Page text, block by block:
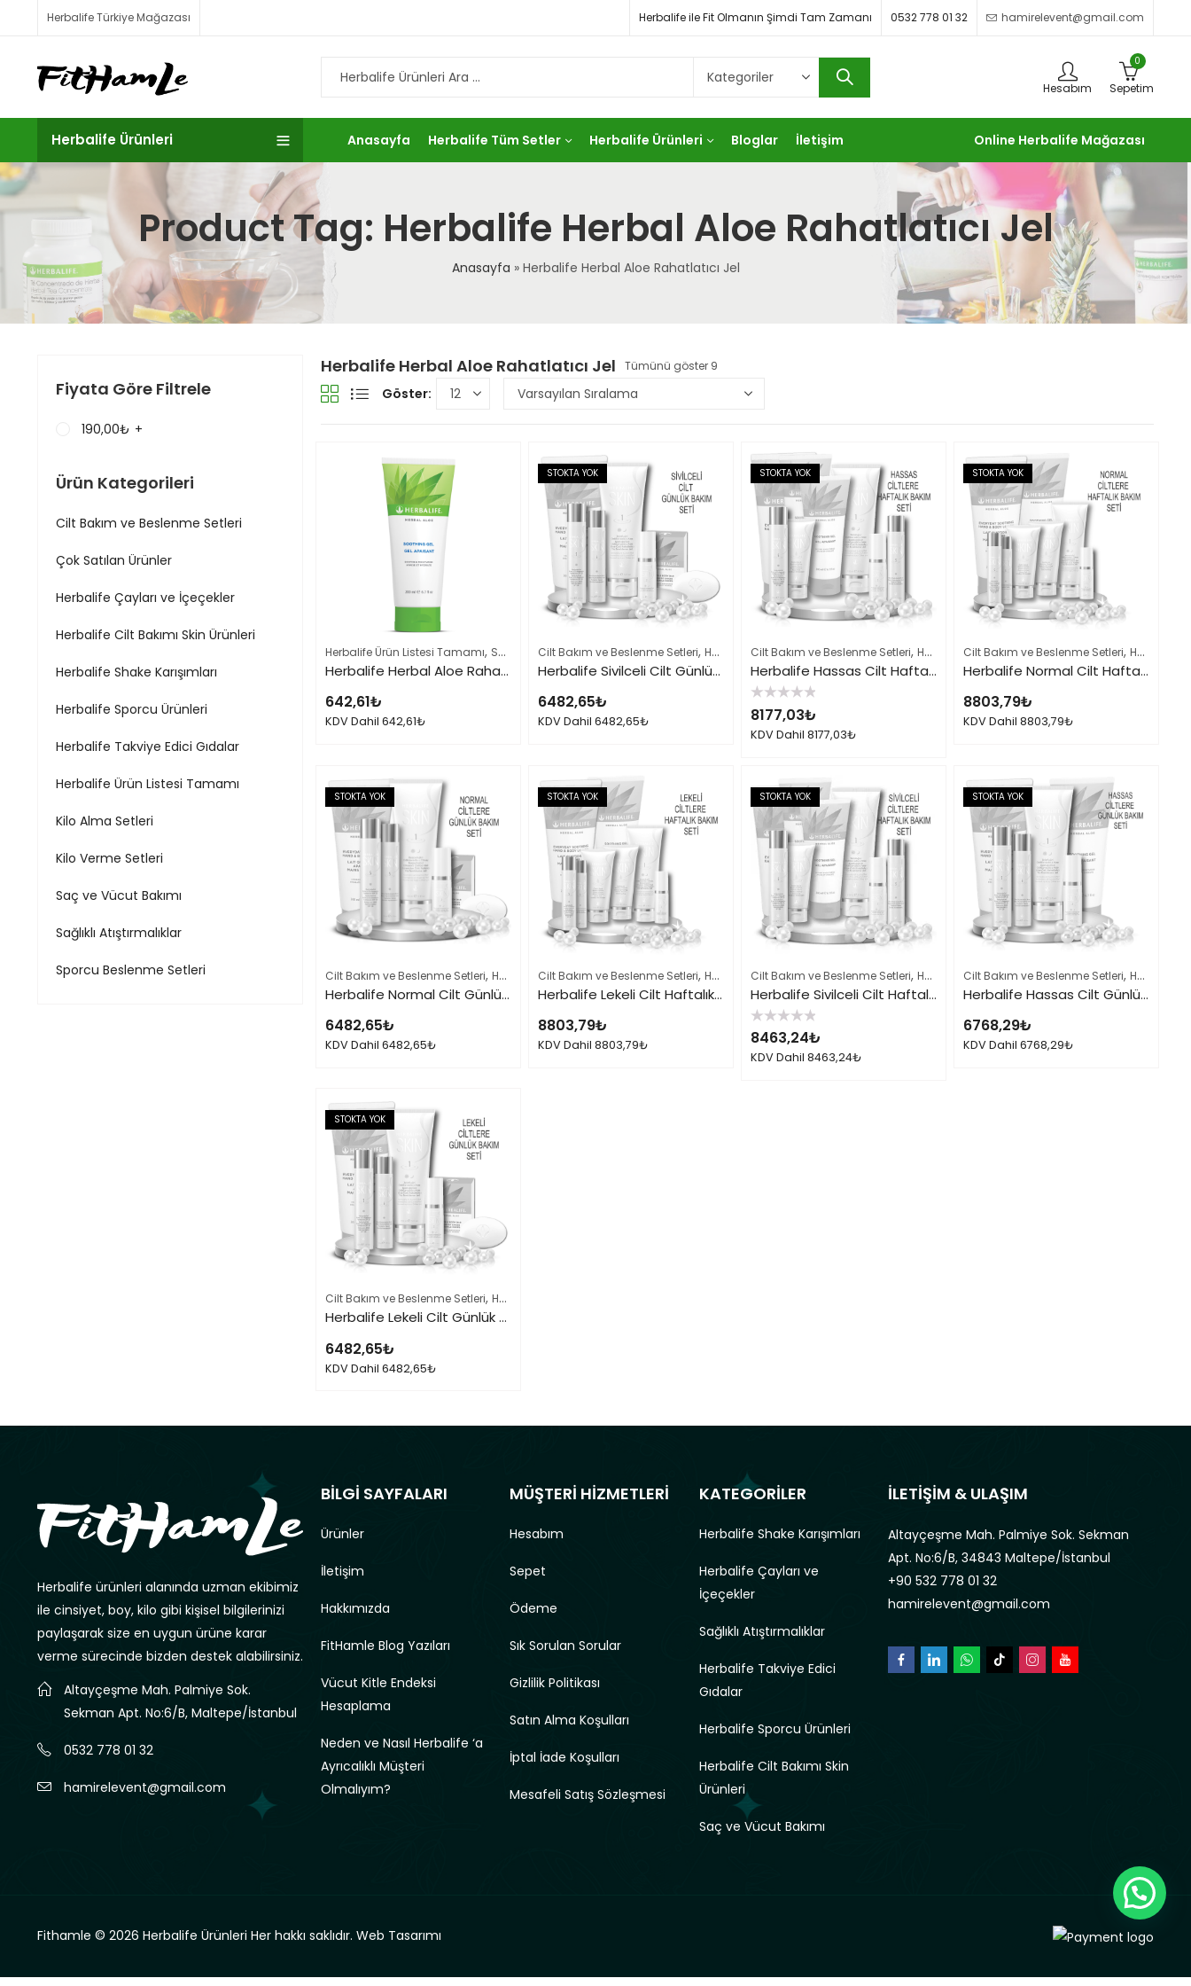
Herbalife Türkiye Mağazası Herbalife ile Fit Olmanın Şimdi Tam Zamanı 0532 778 01 32 hamirelevent@gmail.com
Hesabım
0
Sepetim
Herbalife Ürünleri Anasayfa Herbalife Tüm Setler Herbalife Ürünleri Bloglar İletişim Online Herbalife Mağazası
Product Tag: Herbalife Herbal Aloe Rahatlatıcı Jel
Anasayfa » Herbalife Herbal Aloe Rahatlatıcı Jel
Herbalife Herbal Aloe Rahatlatıcı Jel Tümünü göster 9
Göster:
Herbalife Ürün Listesi Tamamı, Saç ve Vücut Bakımı
Herbalife Herbal Aloe Rahatlatıcı Jel
642,61₺
KDV Dahil 642,61₺
STOKTA YOK
Cilt Bakım ve Beslenme Setleri, Herbalife Cilt Bakımı Skin Ürünleri ,Herbalife Ürün Listesi Tamamı
Herbalife Sivilceli Cilt Günlük Bakımı Seti 001
6482,65₺
KDV Dahil 6482,65₺
STOKTA YOK
Cilt Bakım ve Beslenme Setleri, Herbalife Cilt Bakımı Skin Ürünleri ,Herbalife Ürün
Herbalife Hassas Cilt Haftalık Bakımı Seti
5
üzerinden
0
oy
8177,03₺
KDV Dahil 8177,03₺
STOKTA YOK
Cilt Bakım ve Beslenme Setleri, Herbalife Cilt Bakımı Skin Ürünleri
Herbalife Normal Cilt Haftalık Bakımı Seti
8803,79₺
KDV Dahil 8803,79₺
STOKTA YOK
Cilt Bakım ve Beslenme Setleri, Herbalife Cilt Bakımı Skin Ürünleri ,Herbalife Ürün Listesi Tamamı
Herbalife Normal Cilt Günlük Bakımı Seti
6482,65₺
KDV Dahil 6482,65₺
STOKTA YOK
Cilt Bakım ve Beslenme Setleri, Herbalife Cilt Bakımı Skin Ürünleri ,Herbalife Ürün Listesi Tamamı
Herbalife Lekeli Cilt Haftalık Bakımı Seti
8803,79₺
KDV Dahil 8803,79₺
STOKTA YOK
Cilt Bakım ve Beslenme Setleri, Herbalife Cilt Bakımı Skin Ürünleri ,Herbalife Ürün
Herbalife Sivilceli Cilt Haftalık Bakımı Seti
5
üzerinden
0
oy
8463,24₺
KDV Dahil 8463,24₺
STOKTA YOK
Cilt Bakım ve Beslenme Setleri, Herbalife Cilt Bakımı Skin Ürünleri
Herbalife Hassas Cilt Günlük Bakımı Seti
6768,29₺
KDV Dahil 6768,29₺
STOKTA YOK
Cilt Bakım ve Beslenme Setleri, Herbalife Cilt Bakımı Skin Ürünleri
Herbalife Lekeli Cilt Günlük Bakımı Seti
6482,65₺
KDV Dahil 6482,65₺
Fiyata Göre Filtrele
190,00₺ +
Ürün Kategorileri
Cilt Bakım ve Beslenme Setleri
Çok Satılan Ürünler
Herbalife Çayları ve İçeçekler
Herbalife Cilt Bakımı Skin Ürünleri
Herbalife Shake Karışımları
Herbalife Sporcu Ürünleri
Herbalife Takviye Edici Gıdalar
Herbalife Ürün Listesi Tamamı
Kilo Alma Setleri
Kilo Verme Setleri
Saç ve Vücut Bakımı
Sağlıklı Atıştırmalıklar
Sporcu Beslenme Setleri
Herbalife ürünleri alanında uzman ekibimiz
ile cinsiyet, boy, kilo gibi kişisel bilgilerinizi
paylaşarak size en uygun ürüne karar
verme sürecinde bizden destek alabilirsiniz.
Altayçeşme Mah. Palmiye Sok.
Sekman Apt. No:6/B, Maltepe/İstanbul
0532 778 01 32
hamirelevent@gmail.com
BİLGİ SAYFALARI
Ürünler
İletişim
Hakkımızda
FitHamle Blog Yazıları
Vücut Kitle Endeksi
Hesaplama
Neden ve Nasıl Herbalife ‘a
Ayrıcalıklı Müşteri
Olmalıyım?
MÜŞTERİ HİZMETLERİ
Hesabım
Sepet
Ödeme
Sık Sorulan Sorular
Gizlilik Politikası
Satın Alma Koşulları
İptal İade Koşulları
Mesafeli Satış Sözleşmesi
KATEGORİLER
Herbalife Shake Karışımları
Herbalife Çayları ve
İçeçekler
Sağlıklı Atıştırmalıklar
Herbalife Takviye Edici
Gıdalar
Herbalife Sporcu Ürünleri
Herbalife Cilt Bakımı Skin
Ürünleri
Saç ve Vücut Bakımı
İLETİŞİM & ULAŞIM
Altayçeşme Mah. Palmiye Sok. Sekman
Apt. No:6/B, 34843 Maltepe/İstanbul
+90 532 778 01 32
hamirelevent@gmail.com
Fithamle © 2026 Herbalife Ürünleri Her hakkı saklıdır. Web Tasarımı